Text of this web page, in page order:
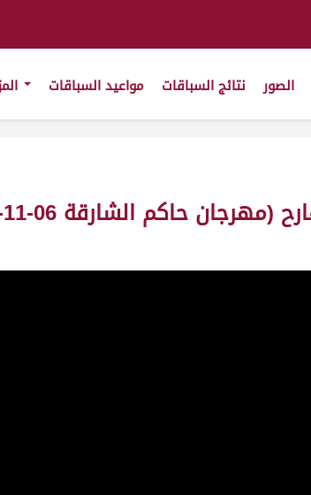
الصور نتائج السباقات مواعيد السباقات